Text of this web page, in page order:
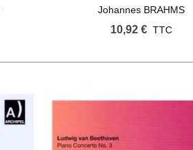
Johannes BRAHMS
10,92 € TTC